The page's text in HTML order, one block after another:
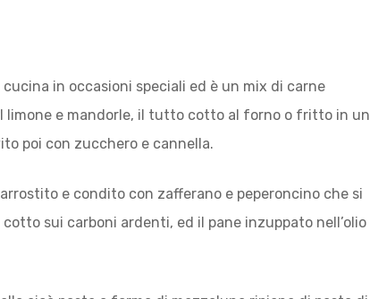
in occasioni speciali ed è un mix di carne
limone e mandorle, il tutto cotto al forno o fritto in un
poi con zucchero e cannella.
e condito con zafferano e peperoncino che si
sui carboni ardenti, ed il pane inzuppato nell’olio